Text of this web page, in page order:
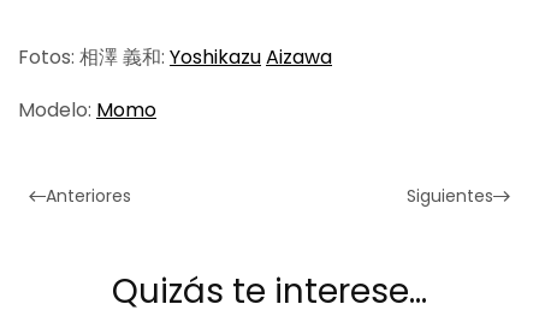
Fotos: 相澤 義和: YoshikazuAizawa
Modelo: Momo
Anteriores Siguientes
Quizás te interese…